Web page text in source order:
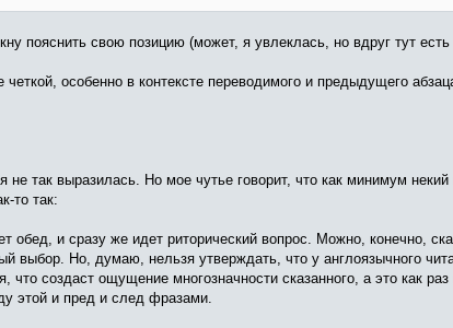
пояснить свою позицию (может, я увлеклась, но вдруг тут
особенно в контексте переводимого и предыдущего
так выразилась. Но мое чутье говорит, что как минимум
то так:
обед, и сразу же идет риторический вопрос. Можно, конечно,
выбор. Но, думаю, нельзя утверждать, что у англоязычного
что создаст ощущение многозначности сказанного, а это как
этой и пред и след фразами.